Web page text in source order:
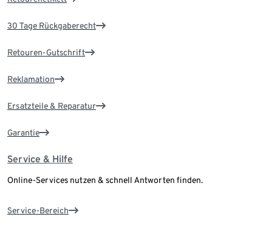
30 Tage Rückgaberecht
Retouren-Gutschrift
Reklamation
Ersatzteile & Reparatur
Garantie
Service & Hilfe
Online-Services nutzen & schnell Antworten finden.
Service-Bereich